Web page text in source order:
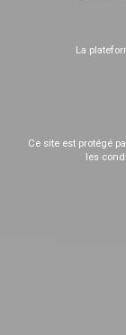
La
Ce site est protégé
les